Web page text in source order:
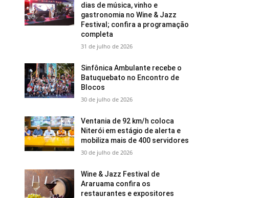
dias de música, vinho e
gastronomia no Wine & Jazz
Festival; confira a programação
completa
31 de julho de 2026
Sinfônica Ambulante recebe o
Batuquebato no Encontro de
Blocos
30 de julho de 2026
Ventania de 92 km/h coloca
Niterói em estágio de alerta e
mobiliza mais de 400 servidores
30 de julho de 2026
Wine & Jazz Festival de
Araruama confira os
restaurantes e expositores